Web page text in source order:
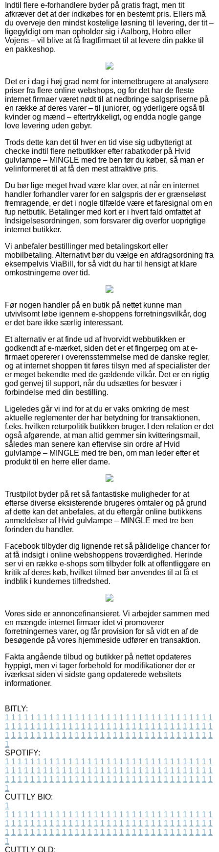
Indtil flere e-forhandlere byder på gratis fragt, men tit
afkræver det at der indkøbes for en bestemt pris. Ellers må
du overveje den mindst kostelige løsning til levering, der tit –
ligegyldigt om man opholder sig i Aalborg, Hobro eller
Vojens – vil blive at få fragtfirmaet til at levere din pakke til
en pakkeshop.
Det er i dag i høj grad nemt for internetbrugere at analysere
priser fra flere online webshops, og for det har de fleste
internet firmaer været nødt til at nedbringe salgspriserne på
en række af deres varer – til juniorer, og yderligere også til
kvinder og mænd – eftertrykkeligt, og endda nogle gange
love levering uden gebyr.
Trods dette kan det til hver en tid vise sig udbytterigt at
checke indtil flere netbutikker efter rabatkoder på Hvid
gulvlampe – MINGLE med tre ben før du køber, så man er
velinformeret til at få den mest attraktive pris.
Du bør lige meget hvad være klar over, at når en internet
handler forhandler varer for en salgspris der er grænseløst
fremragende, er det i nogle tilfælde være et faresignal om en
fup netbutik. Betalinger med kort er i hvert fald omfattet af
Indsigelsesordningen, som forsvarer dig overfor uoprigtige
internet butikker.
Vi anbefaler bestillinger med betalingskort eller
mobilbetaling. Alternativt bør du vælge en afdragsordning fra
eksempelvis ViaBill, for så vidt du har til hensigt at klare
omkostningerne over tid.
Før nogen handler på en butik på nettet kunne man
utvivlsomt løbe igennem e-shoppens forretningsvilkår, dog
er det bare ikke særlig interessant.
Et alternativ er at finde ud af hvorvidt webbutikken er
godkendt af e-mærket, siden det er et fingerpeg om at e-
firmaet opererer i overensstemmelse med de danske regler,
og at internet shoppen tit føres tilsyn med af specialister der
er meget bekendte med de gældende vilkår. Det er en rigtig
god genvej til support, når du udsættes for besvær i
forbindelse med din bestilling.
Ligeledes går vi ind for at du er vaks omkring de mest
aktuelle reglementer der har betydning for transaktionen,
f.eks. hvilken returpolitik butikken bruger. I den relation er det
også afgørende, at man altid gemmer sin kvitteringsmail,
således man senere kan eftervise sin ordre af Hvid
gulvlampe – MINGLE med tre ben, om man leder efter et
produkt til en herre eller dame.
Trustpilot byder på ret så fantastiske muligheder for at
efterse diverse eksisterende brugeres omtaler og på grund
af dette kan det anbefales, at du eftergår online butikkens
anmeldelser af Hvid gulvlampe – MINGLE med tre ben
forinden du handler.
Facebook tilbyder dig lignende ret så pålidelige chancer for
at få indsigt i online webshoppens troværdighed. Herinde
ser vi en række e-shops som tilbyder folk at offentliggøre en
kritik af deres køb, hvilket tilmed bør anvendes til at få et
indblik i kundernes tilfredshed.
Vores side er annoncefinansieret. Vi arbejder sammen med
en mængde internet firmaer idet vi promoverer
forretningernes varer, og får provision for så vidt en af de
besøgende på vores hjemmeside udfører en transaktion.
Fakta angående tilbud og butikker på nettet opdateres
hyppigt, men vi tager forbehold for modifikationer der er
iværksat siden vi sidste gang opdaterede websitets
informationer.
BITLY:
1 1 1 1 1 1 1 1 1 1 1 1 1 1 1 1 1 1 1 1 1 1 1 1 1 1 1 1 1 1 1 1 1
1 1 1 1 1 1 1 1 1 1 1 1 1 1 1 1 1 1 1 1 1 1 1 1 1 1 1 1 1 1 1 1 1
1 1 1 1 1 1 1 1 1 1 1 1 1 1 1 1 1 1 1 1 1 1 1 1 1 1 1 1 1 1 1 1 1
1
SPOTIFY:
1 1 1 1 1 1 1 1 1 1 1 1 1 1 1 1 1 1 1 1 1 1 1 1 1 1 1 1 1 1 1 1 1
1 1 1 1 1 1 1 1 1 1 1 1 1 1 1 1 1 1 1 1 1 1 1 1 1 1 1 1 1 1 1 1 1
1 1 1 1 1 1 1 1 1 1 1 1 1 1 1 1 1 1 1 1 1 1 1 1 1 1 1 1 1 1 1 1 1
1
CUTTLY BIO:
1
1 1 1 1 1 1 1 1 1 1 1 1 1 1 1 1 1 1 1 1 1 1 1 1 1 1 1 1 1 1 1 1 1
1 1 1 1 1 1 1 1 1 1 1 1 1 1 1 1 1 1 1 1 1 1 1 1 1 1 1 1 1 1 1 1 1
1 1 1 1 1 1 1 1 1 1 1 1 1 1 1 1 1 1 1 1 1 1 1 1 1 1 1 1 1 1 1 1 1
1
CUTTLY OLD: